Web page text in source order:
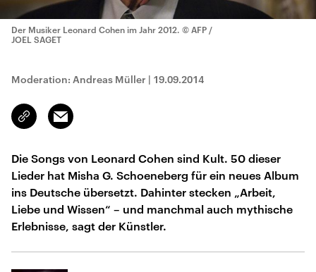
Der Musiker Leonard Cohen im Jahr 2012. © AFP /
JOEL SAGET
Moderation: Andreas Müller | 19.09.2014
Link
kopieren/teilen
Email
Die Songs von Leonard Cohen sind Kult. 50 dieser
Lieder hat Misha G. Schoeneberg für ein neues Album
ins Deutsche übersetzt. Dahinter stecken „Arbeit,
Liebe und Wissen“ – und manchmal auch mythische
Erlebnisse, sagt der Künstler.